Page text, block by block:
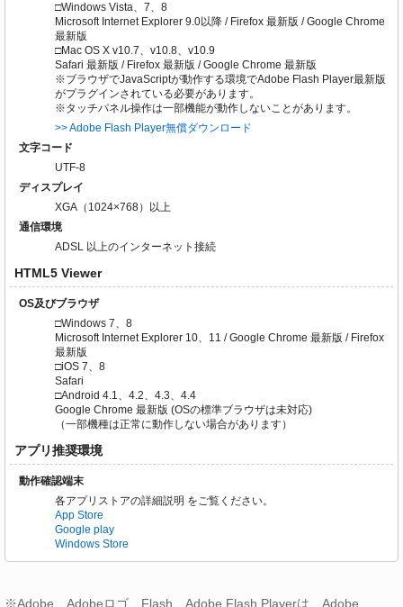
□Windows Vista、7、8
Microsoft Internet Explorer 9.0以降 / Firefox 最新版 / Google Chrome
最新版
□Mac OS X v10.7、v10.8、v10.9
Safari 最新版 / Firefox 最新版 / Google Chrome 最新版
※ブラウザでJavaScriptが動作する環境でAdobe Flash Player最新版
がプラグインされている必要があります。
※タッチパネル操作は一部機能が動作しないことがあります。
>> Adobe Flash Player無償ダウンロード
文字コード
UTF-8
ディスプレイ
XGA（1024×768）以上
通信環境
ADSL 以上のインターネット接続
HTML5 Viewer
OS及びブラウザ
□Windows 7、8
Microsoft Internet Explorer 10、11 / Google Chrome 最新版 / Firefox
最新版
□iOS 7、8
Safari
□Android 4.1、4.2、4.3、4.4
Google Chrome 最新版 (OSの標準ブラウザは未対応)
（一部機種は正常に動作しない場合があります）
アプリ推奨環境
動作確認端末
各アプリストアの詳細説明 をご覧ください。
App Store
Google play
Windows Store
※Adobe、Adobeロゴ、Flash、Adobe Flash Playerは、Adobe